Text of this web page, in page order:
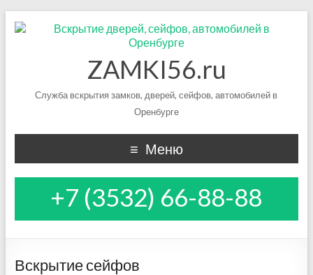
ZAMKI56.ru
Служба вскрытия замков, дверей, сейфов, автомобилей в
Оренбурге
Меню
+7 (3532) 66-88-88
Вскрытие сейфов